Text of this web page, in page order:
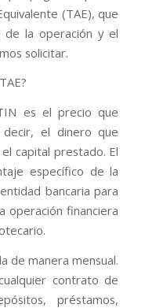
(TAE), que
de la operación y el
solicitar.
es el precio que
el dinero que
capital prestado. El
específico de la
bancaria para
operación financiera
de manera mensual.
contrato de
préstamos,